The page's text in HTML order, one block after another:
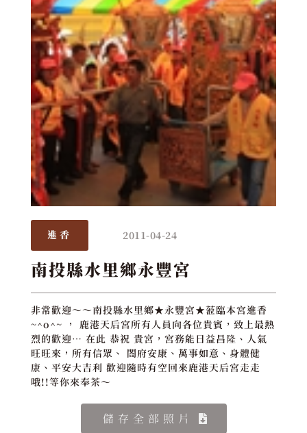
進香 2011-04-24
南投縣水里鄉永豐宮
非常歡迎～～南投縣水里鄉★永豐宮★蒞臨本宮進香
~^o^~ ， 鹿港天后宮所有人員向各位貴賓，致上最熱
烈的歡迎… 在此 恭祝 貴宮，宮務能日益昌隆、人氣
旺旺來，所有信眾、 閤府安康、萬事如意、身體健
康、平安大吉利 歡迎隨時有空回來鹿港天后宮走走
哦!!等你來奉茶～
儲存全部照片